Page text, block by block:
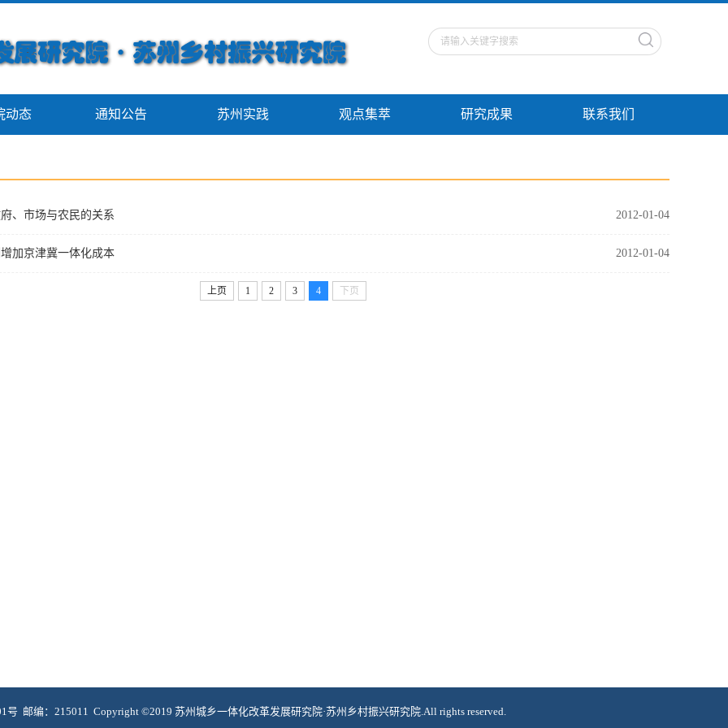
动态 通知公告 苏州实践 观点集萃 研究成果 联系我们
2012-01-04
、市场与农民的关系
2012-01-04
加京津冀一体化成本
上页 1 2 3 4 下页
号 邮编：215011 Copyright ©2019 苏州城乡一体化改革发展研究院·苏州乡村振兴研究院.All rights reserved.